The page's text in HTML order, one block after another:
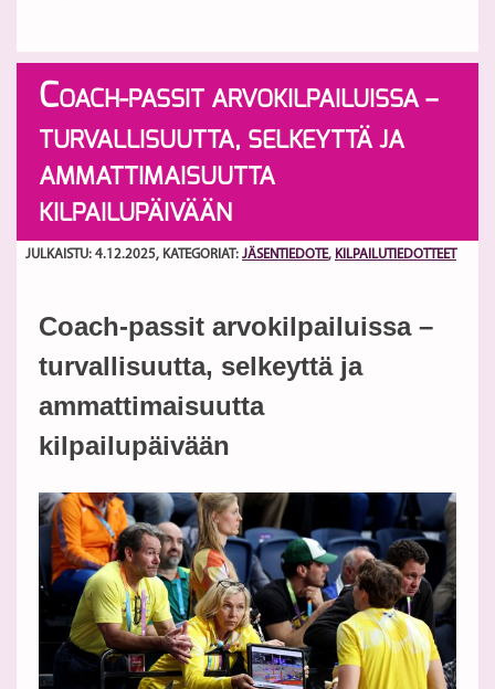
COACH-PASSIT ARVOKILPAILUISSA –
TURVALLISUUTTA, SELKEYTTÄ JA
AMMATTIMAISUUTTA
KILPAILUPÄIVÄÄN
JULKAISTU: 4.12.2025, KATEGORIAT: JÄSENTIEDOTE, KILPAILUTIEDOTTEET
Coach-passit arvokilpailuissa –
turvallisuutta, selkeyttä ja
ammattimaisuutta
kilpailupäivään